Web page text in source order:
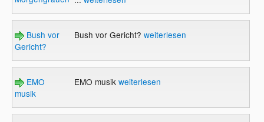
Bush vor
Gericht?
Bush vor Gericht? weiterlesen
EMO
musik
EMO musik weiterlesen